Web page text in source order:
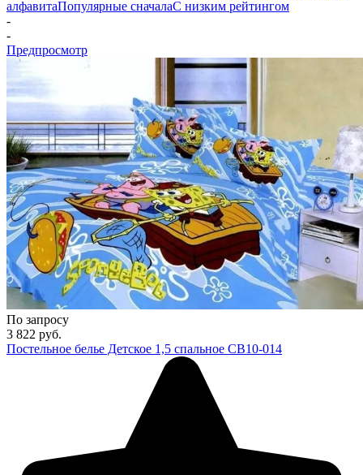
алфавитаПопулярные сначалаС низким рейтингом
-
-
Предпросмотр
По запросу
3 822 руб.
Постельное белье Детское 1,5 спальное СВ10-014